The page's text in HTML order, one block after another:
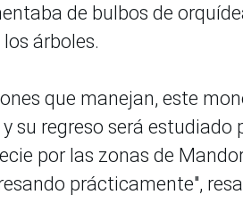
de bulbos de
árboles.
que manejan, este
su regreso será estudiado
por las zonas de
prácticamente",